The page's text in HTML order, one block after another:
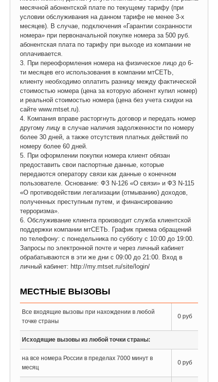
месячной абонентской плате по текущему тарифу (при
условии обслуживания на данном тарифе не менее 3-х
месяцев). В случае, подключения «Гарантии сохранности
номера» при первоначальной покупке номера за 500 руб.
абонентская плата по тарифу при выходе из компании не
оплачивается.
3. При переоформления номера на физическое лицо до 6-
ти месяцев его использования в компании мтСЕТЬ,
клиенту необходимо оплатить разницу между фактической
стоимостью номера (цена за которую абонент купил номер)
и реальной стоимостью номера (цена без учета скидки на
сайте www.mtset.ru).
4. Компания вправе расторгнуть договор и передать номер
другому лицу в случае наличия задолженности по номеру
более 30 дней, а также отсутствия платных действий по
номеру более 60 дней.
5. При оформлении покупки номера клиент обязан
предоставить свои паспортные данные, которые
передаются оператору связи как данные о конечном
пользователе. Основание: ФЗ N-126 «О связи» и ФЗ N-115
«О противодействии легализации (отмыванию) доходов,
полученных преступным путем, и финансированию
терроризма».
6. Обслуживание клиента производит служба клиентской
поддержки компании мтСЕТЬ. График приема обращений
по телефону: с понедельника по субботу с 10:00 до 19:00.
Запросы по электронной почте и через личный кабинет
обрабатываются в эти же дни с 09:00 до 21:00. Вход в
личный кабинет: http://my.mtset.ru/site/login/
МЕСТНЫЕ ВЫЗОВЫ
Все входящие вызовы при нахождении в любой
точке страны
0 руб
Исходящие вызовы из любой точки страны:
на все номера России в пределах 7000 минут в
месяц
0 руб